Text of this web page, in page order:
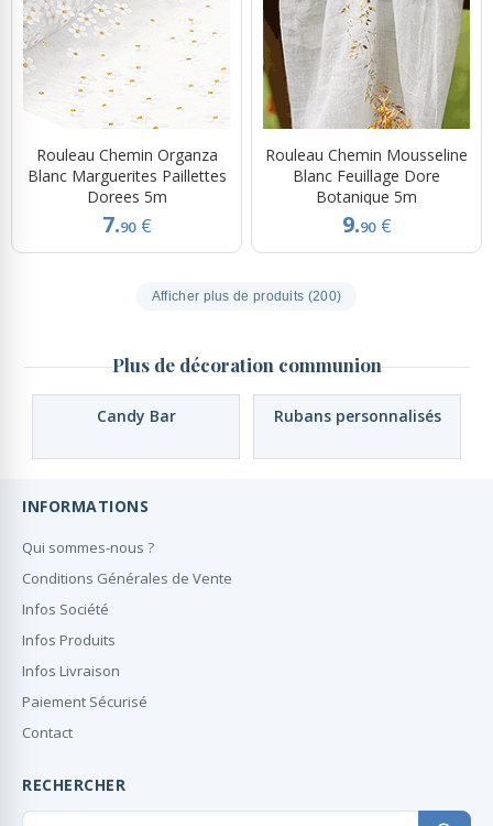
Rouleau Chemin Organza
Blanc Marguerites Paillettes
Dorees 5m
7.90 €
Rouleau Chemin Mousseline
Blanc Feuillage Dore
Botanique 5m
9.90 €
Afficher plus de produits (200)
Plus de décoration communion
Candy Bar Rubans personnalisés
INFORMATIONS
Qui sommes-nous ?
Conditions Générales de Vente
Infos Société
Infos Produits
Infos Livraison
Paiement Sécurisé
Contact
RECHERCHER